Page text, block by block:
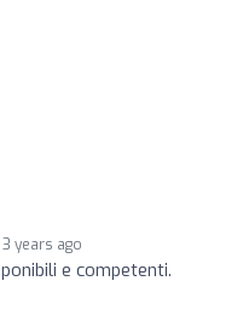
3 years ago
e competenti.